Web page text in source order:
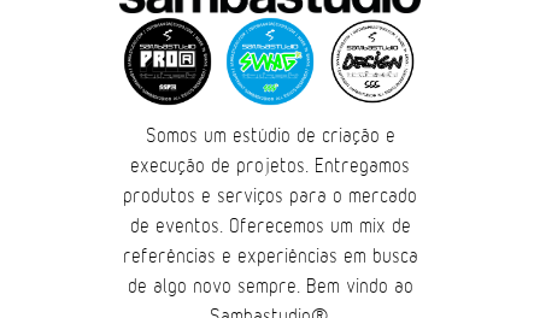
Somos um estúdio de criação e
execução de projetos. Entregamos
produtos e serviços para o mercado
de eventos. Oferecemos um mix de
referências e experiências em busca
de algo novo sempre. Bem vindo ao